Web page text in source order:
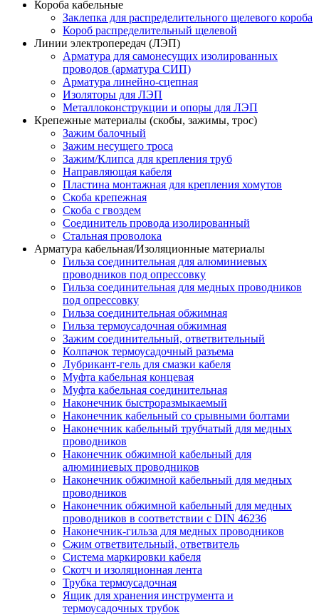
Короба кабельные
Заклепка для распределительного щелевого короба
Короб распределительный щелевой
Линии электропередач (ЛЭП)
Арматура для самонесущих изолированных
проводов (арматура СИП)
Арматура линейно-сцепная
Изоляторы для ЛЭП
Металлоконструкции и опоры для ЛЭП
Крепежные материалы (скобы, зажимы, трос)
Зажим балочный
Зажим несущего троса
Зажим/Клипса для крепления труб
Направляющая кабеля
Пластина монтажная для крепления хомутов
Скоба крепежная
Скоба с гвоздем
Соединитель провода изолированный
Стальная проволока
Арматура кабельная/Изоляционные материалы
Гильза соединительная для алюминиевых
проводников под опрессовку
Гильза соединительная для медных проводников
под опрессовку
Гильза соединительная обжимная
Гильза термоусадочная обжимная
Зажим соединительный, ответвительный
Колпачок термоусадочный разъема
Лубрикант-гель для смазки кабеля
Муфта кабельная концевая
Муфта кабельная соединительная
Наконечник быстроразмыкаемый
Наконечник кабельный со срывными болтами
Наконечник кабельный трубчатый для медных
проводников
Наконечник обжимной кабельный для
алюминиевых проводников
Наконечник обжимной кабельный для медных
проводников
Наконечник обжимной кабельный для медных
проводников в соответствии с DIN 46236
Наконечник-гильза для медных проводников
Сжим ответвительный, ответвитель
Система маркировки кабеля
Скотч и изоляционная лента
Трубка термоусадочная
Ящик для хранения инструмента и
термоусадочных трубок